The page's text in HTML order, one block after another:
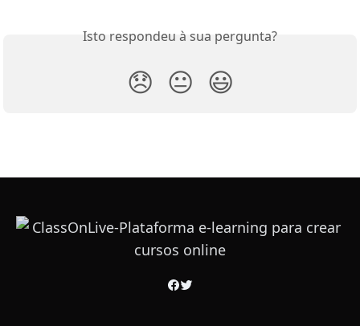
Isto respondeu à sua pergunta?
😞 😐 😃